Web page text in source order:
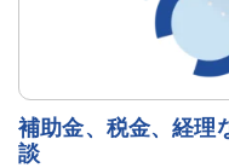
補助金、税金、経理
談